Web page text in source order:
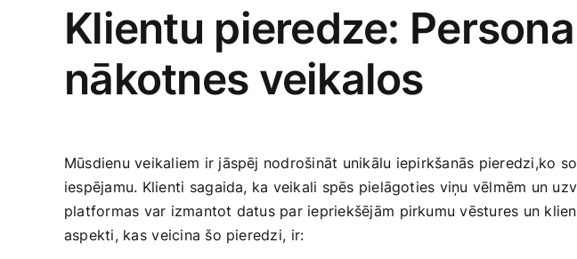
Klientu pieredze:
nākotnes veikalos
Mūsdienu veikaliem‍ ir jāspēj ‌nodrošināt ​unikālu ⁤iepirkšanās pieredzi,ko
iespējamu. Klienti⁤ sagaida, ka veikali spēs pielāgoties ​viņu vēlmēm un
platformas var‍ izmantot datus par iepriekšējām ⁢pirkumu vēstures un
aspekti, kas ⁣veicina šo pieredzi, ⁤ir: